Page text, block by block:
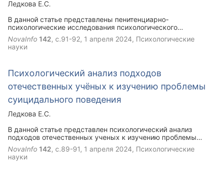
подтверждает их способность вызывать положительные
восприятия инклюзивного контента. .
Ледкова Е.С.
В данной статье представлены пенитенциарно-
психологические исследования психологического
сопровождения осужденных, склонных к суицидальному
поведению. Раскрыто психопрофилактическое
направление психологического сопровождения
пенитенциарными психологами в практической
NovaInfo 142, с.91-92, 1 апреля 2024, Психологические
науки
Психологический анализ подходов
отечественных учёных к изучению проблемы
суицидального поведения
Ледкова Е.С.
В данной статье представлен психологический анализ
подходов отечественных ученых к изучению проблемы
суицидального поведения. Раскрыты виды суицидального
поведения. Результаты могут быть использованы
пенитенциарными психологами в практической
NovaInfo 142, с.89-91, 1 апреля 2024, Психологические
науки